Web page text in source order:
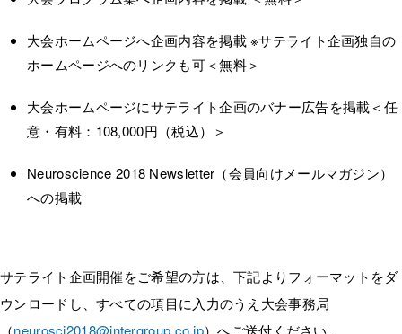
大会ホームページへ企画内容を掲載 ※サテライト企画独自の
ホームページへのリンクも可＜無料＞
大会ホームページにサテライト企画のバナー広告を掲載＜任
意・有料：108,000円（税込）＞
Neuroscience 2018 Newsletter（会員向けメールマガジン）
への掲載
サテライト企画開催をご希望の方は、下記よりフォーマットをダ
ウンロードし、すべての項目に入力のうえ大会事務局
（neurosci2018@intergroup.co.jp）へご送付ください。